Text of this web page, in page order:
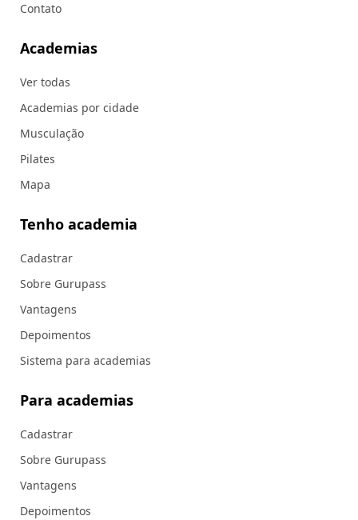
Contato
Academias
Ver todas
Academias por cidade
Musculação
Pilates
Mapa
Tenho academia
Cadastrar
Sobre Gurupass
Vantagens
Depoimentos
Sistema para academias
Para academias
Cadastrar
Sobre Gurupass
Vantagens
Depoimentos